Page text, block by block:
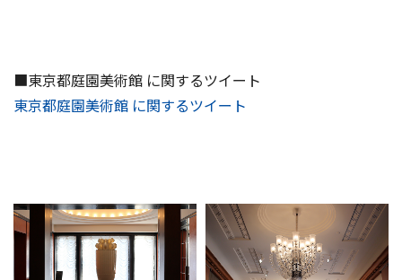
■東京都庭園美術館 に関するツイート
東京都庭園美術館 に関するツイート